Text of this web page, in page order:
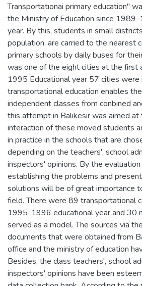
Transportatıonai primary education"
the Ministry of Education since
year. By this, students in small
population, are carried to the nearest
primary schools by daily buses for
was one of the eight cities at the
1995 Educational year 57 cities were
transportational education enables
independent classes from conbined
this attempt in Balıkesir was aimed
interaction of these moved students
in practice in the schools that are
depending on the teachers', school
inspectors' opinions. By the
establishing the problems and
solutions will be of great importance
field. There were 89 transportational
1995-1996 educational year and 30
served as a model. The sources via
documents that were obtained from
office and the ministry of education
Besides, the class teachers', school
inspectors' opinions have been